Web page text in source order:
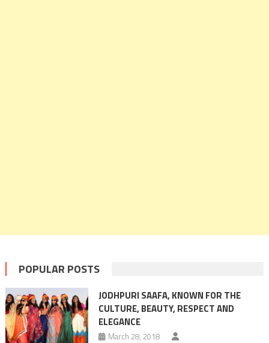
POPULAR POSTS
JODHPURI SAAFA, KNOWN FOR THE
CULTURE, BEAUTY, RESPECT AND
ELEGANCE
March 28, 2018